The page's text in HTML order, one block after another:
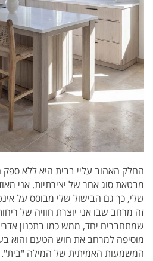
החלק האהוב עליי בבית היא ללא
מבטאת סוג אחר של יצירתיות. אני
שלי, כך גם הבישול שלי מבוסס על
זה מרחב שבו אני יוצרת חוויה של
שמתחברים יחד, ממש כמו בתכנון
מוסיפה למרחב את חוש הטעם והוא
המשמעות האמיתית של המילה "בית".